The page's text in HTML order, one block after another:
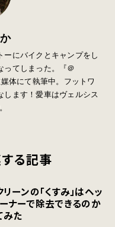
にバイクとキャンプをし
ってしまった。『＠
体にて執筆中。フットワ
します！愛車はヴェルシス
る記事
ーンの「くすみ」はヘッ
ナーで除去できるのか
みた